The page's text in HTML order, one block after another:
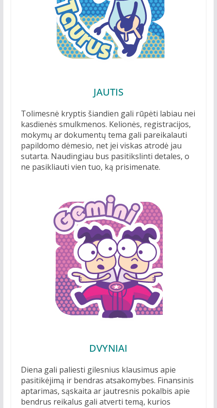
JAUTIS
Tolimesnė kryptis šiandien gali rūpėti labiau nei
kasdienės smulkmenos. Kelionės, registracijos,
mokymų ar dokumentų tema gali pareikalauti
papildomo dėmesio, net jei viskas atrodė jau
sutarta. Naudingiau bus pasitikslinti detales, o
ne pasikliauti vien tuo, ką prisimenate.
DVYNIAI
Diena gali paliesti gilesnius klausimus apie
pasitikėjimą ir bendras atsakomybes. Finansinis
aptarimas, sąskaita ar jautresnis pokalbis apie
bendrus reikalus gali atverti temą, kurios